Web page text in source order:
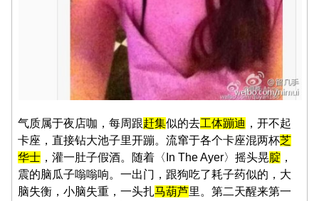
气质属于夜店咖，每周跟赶集似的去工体蹦迪 ，开不起
卡座，直接钻大池子里开蹦。流窜于各个卡座混两杯芝
华士 ，灌一肚子假酒。随着〈In The Ayer〉摇头晃腚 ，
震的脑瓜子嗡嗡响。一出门，跟狗吃了耗子药似的，大
脑失衡，小脑失重，一头扎马葫芦里。第二天醒来第一